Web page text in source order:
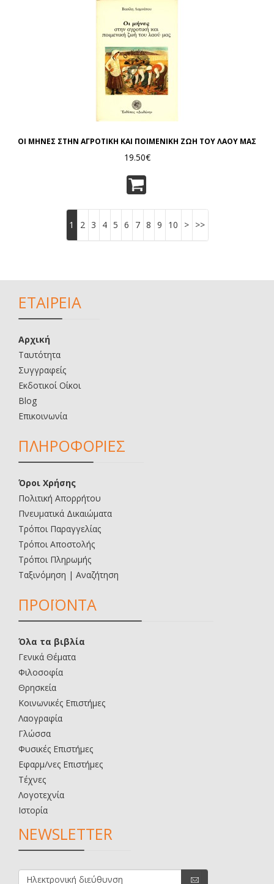
ΟΙ ΜΗΝΕΣ ΣΤΗΝ ΑΓΡΟΤΙΚΗ ΚΑΙ ΠΟΙΜΕΝΙΚΗ ΖΩΗ ΤΟΥ ΛΑΟΥ ΜΑΣ
19.50€
1 2 3 4 5 6 7 8 9 10 > >>
ΕΤΑΙΡΕΙΑ
Αρχική
Ταυτότητα
Συγγραφείς
Εκδοτικοί Οίκοι
Blog
Επικοινωνία
ΠΛΗΡΟΦΟΡΙΕΣ
Όροι Χρήσης
Πολιτική Απορρήτου
Πνευματικά Δικαιώματα
Τρόποι Παραγγελίας
Τρόποι Αποστολής
Τρόποι Πληρωμής
Ταξινόμηση | Αναζήτηση
ΠΡΟΪΟΝΤΑ
Όλα τα βιβλία
Γενικά Θέματα
Φιλοσοφία
Θρησκεία
Κοινωνικές Επιστήμες
Λαογραφία
Γλώσσα
Φυσικές Επιστήμες
Εφαρμ/νες Επιστήμες
Τέχνες
Λογοτεχνία
Ιστορία
NEWSLETTER